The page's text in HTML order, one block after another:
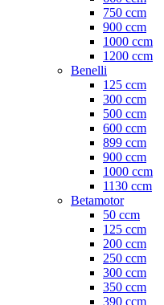
750 ccm
900 ccm
1000 ccm
1200 ccm
Benelli
125 ccm
300 ccm
500 ccm
600 ccm
899 ccm
900 ccm
1000 ccm
1130 ccm
Betamotor
50 ccm
125 ccm
200 ccm
250 ccm
300 ccm
350 ccm
390 ccm